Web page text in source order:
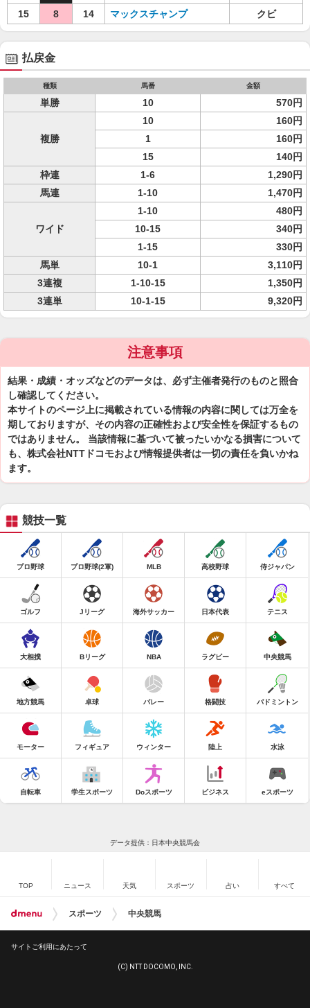
15
8 14 マックスチャンプ クビ
払戻金
種類 馬番 金額
単勝 10 570円
複勝
10
160円
1
160円
15
140円
枠連
1-6
1,290円
馬連
1-10 1,470円
ワイド
1-10
480円
10-15
340円
1-15
330円
馬単
10-1
3,110円
3連複
1-10-15
1,350円
3連単
10-1-15 9,320円
注意事項
結果・成績・オッズなどのデータは、必ず主催者発行のものと照合
し確認してください。
本サイトのページ上に掲載されている情報の内容に関しては万全を
期しておりますが、その内容の正確性および安全性を保証するもの
ではありません。 当該情報に基づいて被ったいかなる損害について
も、株式会社NTTドコモおよび情報提供者は一切の責任を負いかね
ます。
競技一覧
プロ野球 プロ野球(2軍) MLB 高校野球 侍ジャパン
ゴルフ Jリーグ 海外サッカー 日本代表 テニス
大相撲 Bリーグ NBA ラグビー 中央競馬
地方競馬 卓球 バレー 格闘技 バドミントン
モーター フィギュア ウィンター 陸上 水泳
自転車 学生スポーツ Doスポーツ ビジネス eスポーツ
データ提供：日本中央競馬会
TOP ニュース 天気 スポーツ 占い すべて
スポーツ 中央競馬
サイトご利用にあたって
(C) NTT DOCOMO, INC.